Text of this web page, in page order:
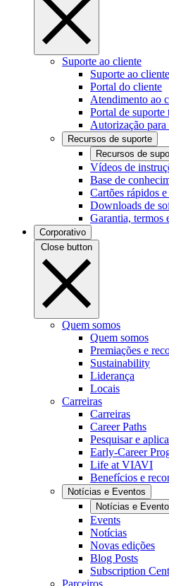
Suporte ao cliente
Suporte ao cliente
Portal do cliente
Atendimento ao
Portal de suporte
Autorização
Recursos de suporte
Recursos de
Vídeos de
Base de
Cartões rápidos
Downloads de
Garantia, termos
Corporativo
Close button
Quem somos
Quem somos
Premiações e
Sustainability
Liderança
Locais
Carreiras
Carreiras
Career Paths
Pesquisar e
Early-Career
Life at VIAVI
Benefícios e
Notícias e Eventos
Notícias e
Events
Notícias
Novas edições
Blog Posts
Subscription